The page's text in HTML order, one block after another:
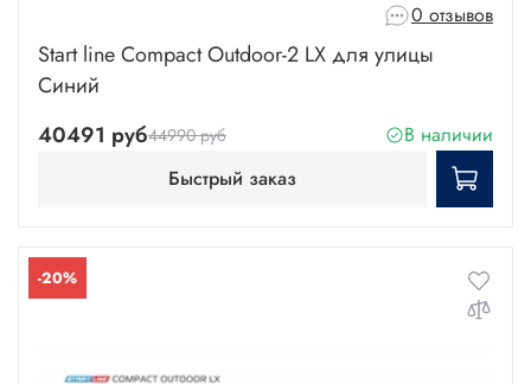
0 отзывов
Start line Compact Outdoor-2 LX для улицы
Синий
40491 руб44990 руб
В наличии
Быстрый заказ
-20%